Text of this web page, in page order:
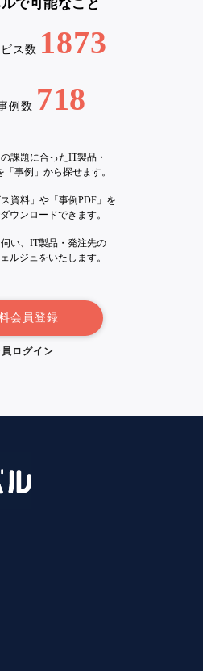
で可能なこと
ス数 1873
例数 718
課題に合ったIT製品・
「事例」から探せます。
ス資料」や「事例PDF」を
ウンロードできます。
い、IT製品・発注先の
ルジュをいたします。
会員登録
ログイン